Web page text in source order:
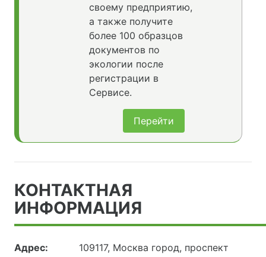
своему предприятию,
а также получите
более 100 образцов
документов по
экологии после
регистрации в
Сервисе.
Перейти
КОНТАКТНАЯ
ИНФОРМАЦИЯ
Адрес:
109117, Москва город, проспект